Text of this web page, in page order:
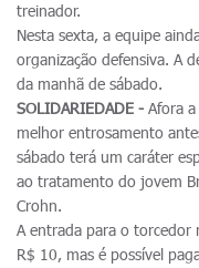
treinador.
Nesta sexta, a equipe
organização defensiva. A
da manhã de sábado.
SOLIDARIEDADE - Afora
melhor entrosamento
sábado terá um caráter
ao tratamento do jovem
Crohn.
A entrada para o torcedor
R$ 10, mas é possível